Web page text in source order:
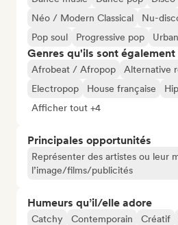
Néo / Modern Classical
Nu-
Pop soul
Progressive pop
Genres qu'ils sont
Afrobeat / Afropop Alternative
Electropop
House française
Afficher tout +4
Principales opportunités
Représenter des artistes ou leur
l’image/films/publicités
Humeurs qu’il/elle adore
Catchy Contemporain Créatif